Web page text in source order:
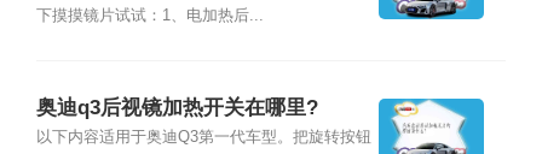
下摸摸镜片试试：1、电加热后...
奥迪q3后视镜加热开关在哪里?
以下内容适用于奥迪Q3第一代车型。把旋转按钮